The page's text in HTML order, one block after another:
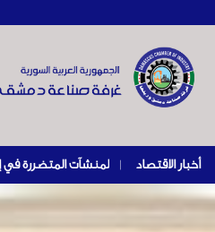
أخبار الاقتصاد |